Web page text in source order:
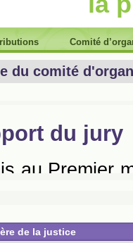
de la justice